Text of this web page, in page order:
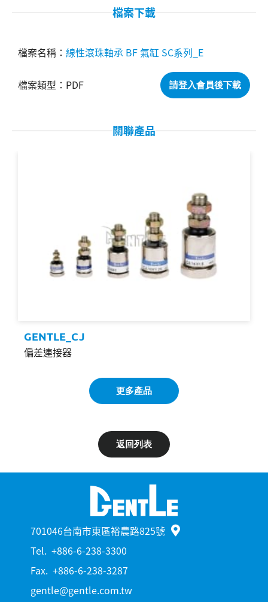
檔案下載
線性滾珠軸承 BF 氣缸 SC系列_E
PDF 請登入會員後下載
關聯產品
GENTLE_CJ
偏差連接器
更多產品
返回列表
701046台南市東區裕農路825號
Tel. +886-6-238-3300
Fax. +886-6-238-3287
gentle@gentle.com.tw